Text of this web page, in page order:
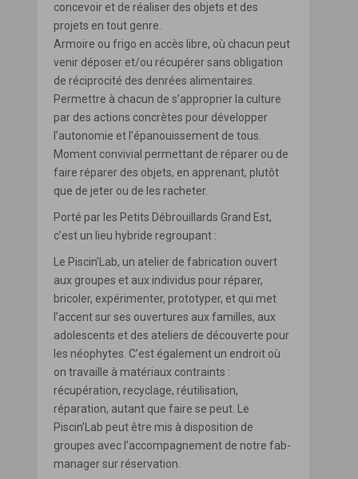
concevoir et de réaliser des objets et des
projets en tout genre.
Armoire ou frigo en accès libre, où chacun peut
venir déposer et/ou récupérer sans obligation
de réciprocité des denrées alimentaires.
Permettre à chacun de s’approprier la culture
par des actions concrètes pour développer
l’autonomie et l’épanouissement de tous.
Moment convivial permettant de réparer ou de
faire réparer des objets, en apprenant, plutôt
que de jeter ou de les racheter.
Porté par les Petits Débrouillards Grand Est,
c’est un lieu hybride regroupant :
Le Piscin’Lab, un atelier de fabrication ouvert
aux groupes et aux individus pour réparer,
bricoler, expérimenter, prototyper, et qui met
l’accent sur ses ouvertures aux familles, aux
adolescents et des ateliers de découverte pour
les néophytes. C’est également un endroit où
on travaille à matériaux contraints :
récupération, recyclage, réutilisation,
réparation, autant que faire se peut. Le
Piscin’Lab peut être mis à disposition de
groupes avec l’accompagnement de notre fab-
manager sur réservation.